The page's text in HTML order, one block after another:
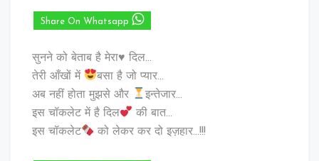
Share On Whatsapp
सुनने को बेताब है मेरा♥️ दिल…
तेरी आँखों में
बसा है जो प्यार…
अब नहीं होता मुझसे और
इन्तेजार…
इस चॉकलेट में है दिल
की बात…
इस चॉकलेट
को लेकर कर दो इज़हार…!!!